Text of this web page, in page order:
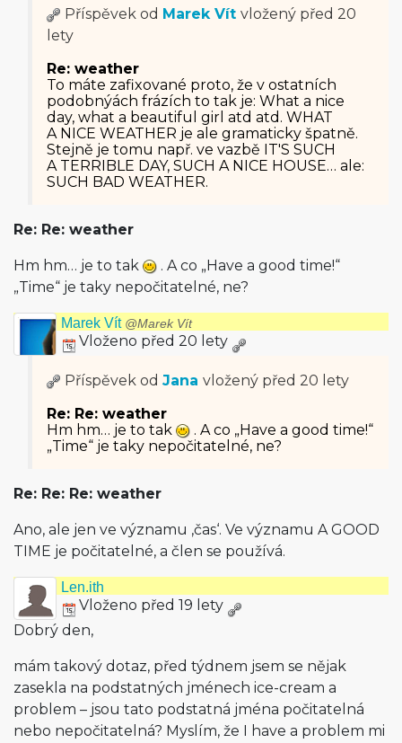
Příspěvek od Marek Vít vložený před 20
lety
Re: weather
To máte zafixované proto, že v ostatních
podobnýách frázích to tak je: What a nice
day, what a beautiful girl atd atd. WHAT
A NICE WEATHER je ale gramaticky špatně.
Stejně je tomu např. ve vazbě IT'S SUCH
A TERRIBLE DAY, SUCH A NICE HOUSE… ale:
SUCH BAD WEATHER.
Re: Re: weather
Hm hm… je to tak
. A co „Have a good time!“
„Time“ je taky nepočitatelné, ne?
Marek Vít @Marek Vít
Vloženo před 20 lety
Příspěvek od Jana vložený před 20 lety
Re: Re: weather
Hm hm… je to tak
. A co „Have a good time!“
„Time“ je taky nepočitatelné, ne?
Re: Re: Re: weather
Ano, ale jen ve významu ‚čas‘. Ve významu A GOOD
TIME je počitatelné, a člen se používá.
Len.ith
Vloženo před 19 lety
Dobrý den,
mám takový dotaz, před týdnem jsem se nějak
zasekla na podstatných jménech ice-cream a
problem – jsou tato podstatná jména počitatelná
nebo nepočitatelná? Myslím, že I have a problem mi